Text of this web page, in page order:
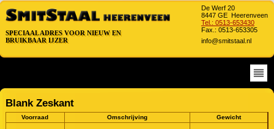
SPECIAAL ADRES VOOR NIEUW EN
BRUIKBAAR IJZER
SPECIAAL ADRES VOOR NIEUW EN
BRUIKBAAR IJZER
De Werf 20
8447 GE Heerenveen
Tel.: 0513-653430
Fax.: 0513-653305
info@smitstaal.nl
Blank Zeskant
Voorraad Omschrijving Gewicht